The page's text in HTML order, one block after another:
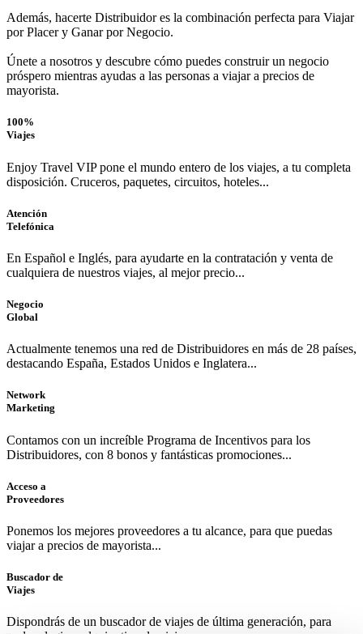
Además, hacerte Distribuidor es la combinación perfecta para Viajar
por Placer y Ganar por Negocio.
Únete a nosotros y descubre cómo puedes construir un negocio
próspero mientras ayudas a las personas a viajar a precios de
mayorista.
100%
Viajes
Enjoy Travel VIP pone el mundo entero de los viajes, a tu completa
disposición. Cruceros, paquetes, circuitos, hoteles...
Atención
Telefónica
En Español e Inglés, para ayudarte en la contratación y venta de
cualquiera de nuestros viajes, al mejor precio...
Negocio
Global
Actualmente tenemos una red de Distribuidores en más de 28 países,
destacando España, Estados Unidos e Inglatera...
Network
Marketing
Contamos con un increíble Programa de Incentivos para los
Distribuidores, con 8 bonos y fantásticas promociones...
Acceso a
Proveedores
Ponemos los mejores proveedores a tu alcance, para que puedas
viajar a precios de mayorista...
Buscador de
Viajes
Dispondrás de un buscador de viajes de última generación, para